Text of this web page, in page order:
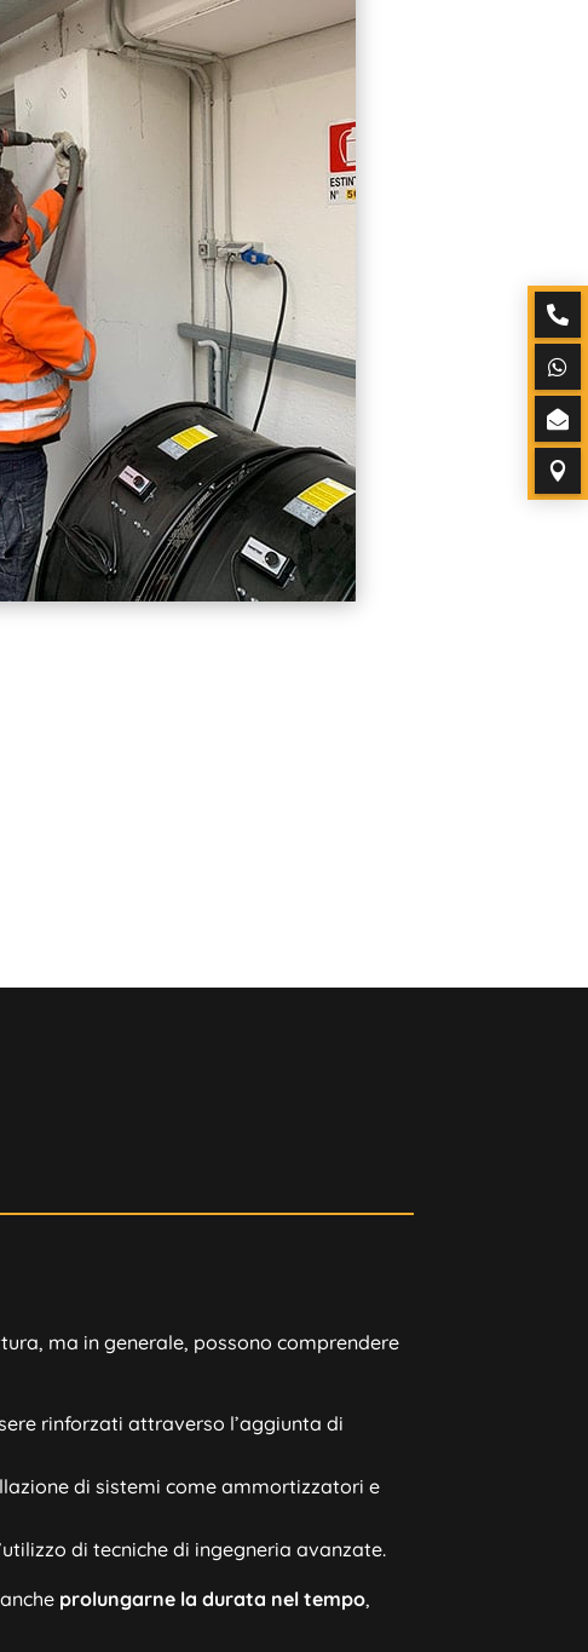
ma in generale, possono comprendere
rinforzati attraverso l’aggiunta di
di sistemi come ammortizzatori e
di tecniche di ingegneria avanzate.
prolungarne la durata nel tempo,



